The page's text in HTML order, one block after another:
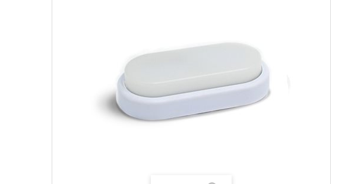
Legrand Valena Life